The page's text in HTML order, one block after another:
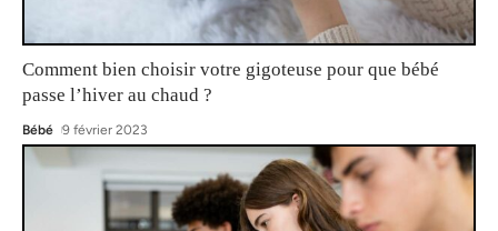
Comment bien choisir votre gigoteuse pour que bébé
passe l’hiver au chaud ?
Bébé 9 février 2023